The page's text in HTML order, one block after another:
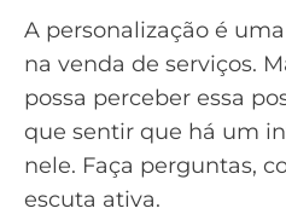
A personalização é
na venda de serviços.
possa perceber essa
que sentir que há um
nele. Faça perguntas,
escuta ativa.